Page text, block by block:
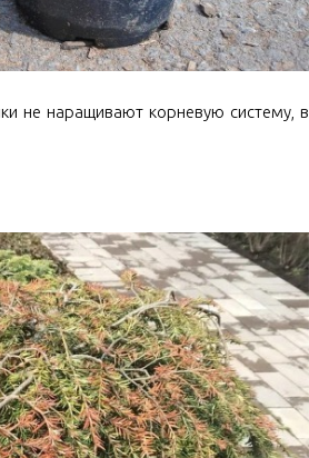
не наращивают корневую систему, в